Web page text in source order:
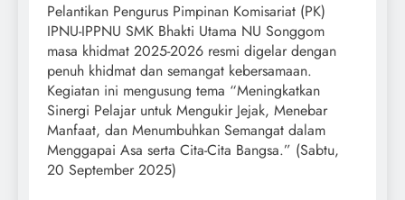
Pelantikan Pengurus Pimpinan Komisariat (PK)
IPNU-IPPNU SMK Bhakti Utama NU Songgom
masa khidmat 2025-2026 resmi digelar dengan
penuh khidmat dan semangat kebersamaan.
Kegiatan ini mengusung tema “Meningkatkan
Sinergi Pelajar untuk Mengukir Jejak, Menebar
Manfaat, dan Menumbuhkan Semangat dalam
Menggapai Asa serta Cita-Cita Bangsa.” (Sabtu,
20 September 2025)